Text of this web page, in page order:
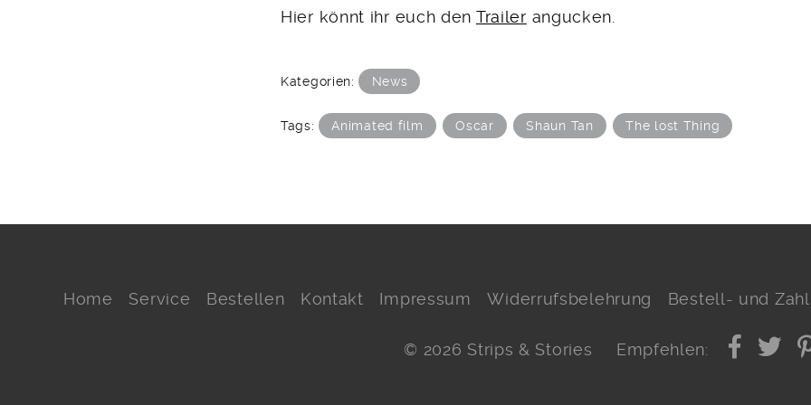
Hier könnt ihr euch den Trailer angucken
Kategorien: News
Tags: Animated film Oscar Shaun Tan The lost Thing
Home Service Bestellen Kontakt Impressum Widerrufsbelehrung Bestell- und
© 2026 Strips & Stories Empfehlen: